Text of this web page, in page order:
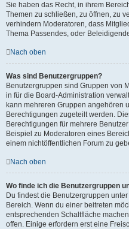
Sie haben das Recht, in ihrem
Themen zu schließen, zu öffnen, zu
verhindern Moderatoren, dass
Thema Passendes, oder
Nach oben
Was sind Benutzergruppen?
Benutzergruppen sind Gruppen von
in für die Board-Administration
kann mehreren Gruppen angehören
Berechtigungen zugeteilt werden.
Berechtigungen für mehrere
Beispiel zu Moderatoren eines
einem nichtöffentlichen Forum zu
Nach oben
Wo finde ich die Benutzergruppen
Du findest die Benutzergruppen
Bereich. Wenn du einer beitreten
entsprechenden Schaltfläche
offen. Einige erfordern erst eine